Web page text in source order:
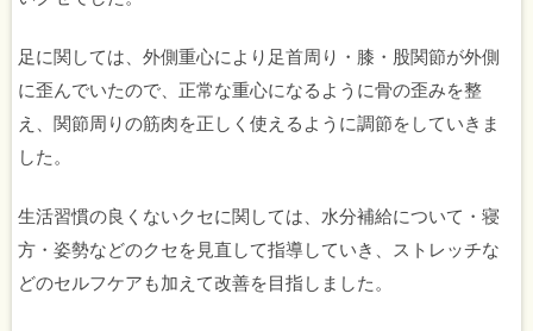
足に関しては、外側重心により足首周り・膝・股関節が外側
に歪んでいたので、正常な重心になるように骨の歪みを整
え、関節周りの筋肉を正しく使えるように調節をしていきま
した。
生活習慣の良くないクセに関しては、水分補給について・寝
方・姿勢などのクセを見直して指導していき、ストレッチな
どのセルフケアも加えて改善を目指しました。